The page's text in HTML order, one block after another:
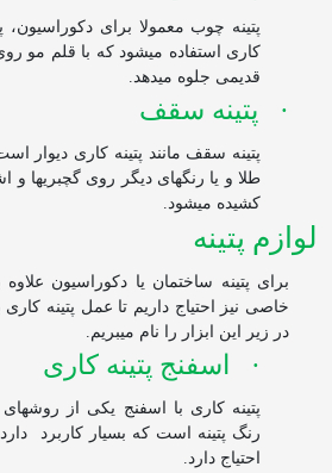
پتینه چوب معمولا برای دکوراسیون،
کاری استفاده میشود که با قلم مو
قدیمی جلوه می‏دهد.
· پتینه سقف
پتینه سقف مانند پتینه کاری
طلا و یا رنگ‏های دیگر روی گچبری‏ها
کشیده میشود.
لوازم پتینه
برای پتینه ساختمان یا دکوراسیون
خاصی نیز احتیاج داریم تا عمل پتینه
در زیر این ابزار را نام میبریم.
· اسفنج پتینه کاری
پتینه کاری با اسفنج یکی از روشهای
رنگ پتینه است که بسیار کاربرد
احتیاج دارد.